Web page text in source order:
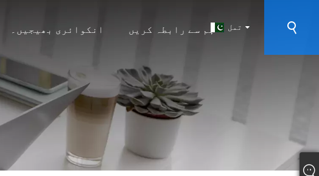
انکوائری بھیجیں۔ ہم سے رابطہ کریں تمل